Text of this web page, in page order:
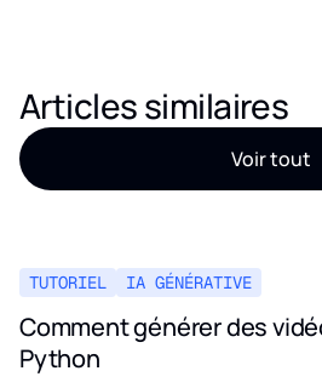
Articles similaires
Voir tout
TUTORIEL IA GÉNÉRATIVE
Comment générer des
Python